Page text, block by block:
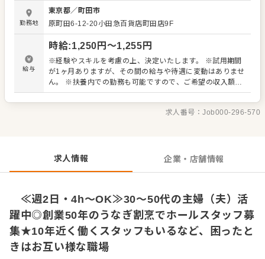
切ありません。お客様を笑顔でお迎えし、心を込めてお料
理をお届けする。そんなシンプルですが、とても大切でや
りがいのあるお仕事です。 ■「困ったときはお互い様」。
そんなチームワークの良い職場 厨房に入ることはなく、ホ
ールでの接客業務に専念できます！ また制服は着物ですの
で、最初は慣れない着付けに少し戸惑うかもしれません
が、先輩スタッフが隣で優しく教えるのですぐに慣れます
よ。一度覚えれば、ご自身の生活でも役立つスキルになり
庭と両立しながら働く仲間がたくさんいます。「困ったと
きはお互い様」という気持ちで、みんなで助け合っている
います◎
勤務地
東京都／町田市
原町田6-12-20小田急百貨店町田店9F
給与
時給:1,250 円〜1,255 円
※経験やスキルを考慮の上、決定いたします。 ※試用期間
が1ヶ月ありますが、その間の給与や待遇に変動はありませ
ん。 ※扶養内での勤務も可能ですので、ご希望の収入額な
どお気軽にご相談ください。
求人番号：Job000-296-570
求人情報 企業・店舗情報
≪週2日・4h～OK≫30～50代の主婦（夫）活
躍中◎創業50年のうなぎ割烹でホールスタッフ募
集★10年近く働くスタッフもいるなど、困ったと
きはお互い様な職場